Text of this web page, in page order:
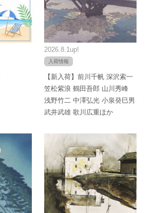
2026.8.1up!
入荷情報
【新入荷】前川千帆 深沢索一
笠松紫浪 鶴田吾郎 山川秀峰
浅野竹二 中澤弘光 小泉癸巳男
武井武雄 歌川広重ほか